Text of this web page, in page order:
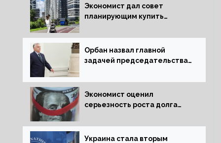
Экономист дал совет
планирующим купить
Орбан назвал главной
задачей председательства
за мир
Экономист оценил
серьезность роста долга
Украина стала вторым